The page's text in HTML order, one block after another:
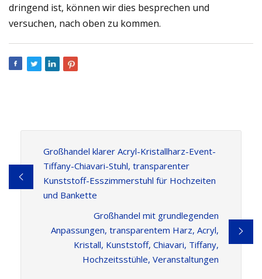
dringend ist, können wir dies besprechen und
versuchen, nach oben zu kommen.
Großhandel klarer Acryl-Kristallharz-Event-
Tiffany-Chiavari-Stuhl, transparenter
Kunststoff-Esszimmerstuhl für Hochzeiten
und Bankette
Großhandel mit grundlegenden
Anpassungen, transparentem Harz, Acryl,
Kristall, Kunststoff, Chiavari, Tiffany,
Hochzeitsstühle, Veranstaltungen